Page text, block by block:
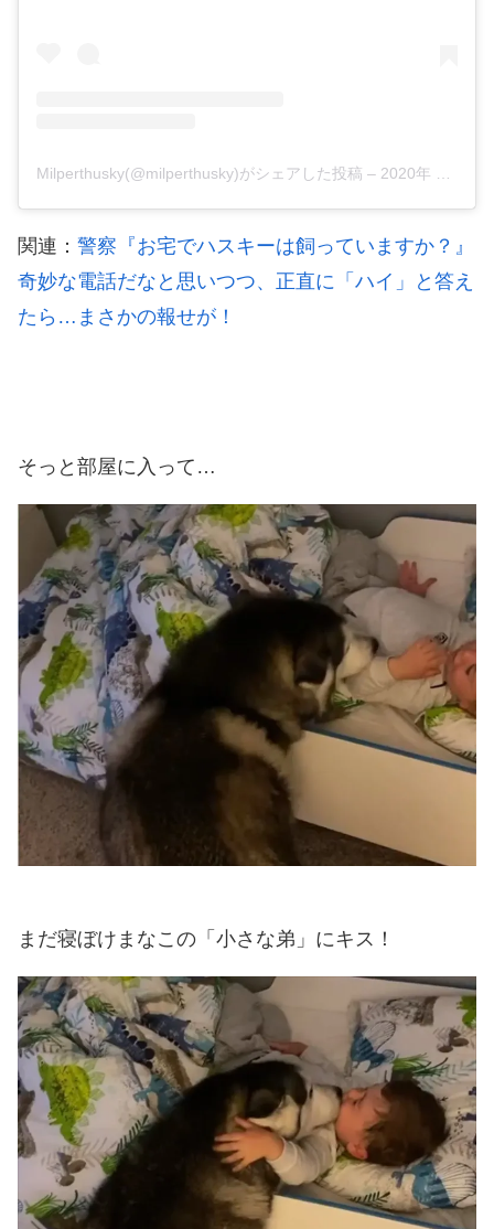
Milperthusky(@milperthusky)がシェアした投稿 – 2020年 6月月3日午前6時46分PDT
関連： 警察『お宅でハスキーは飼っていますか？』
奇妙な電話だなと思いつつ、正直に「ハイ」と答え
たら…まさかの報せが！
そっと部屋に入って…
まだ寝ぼけまなこの「小さな弟」にキス！